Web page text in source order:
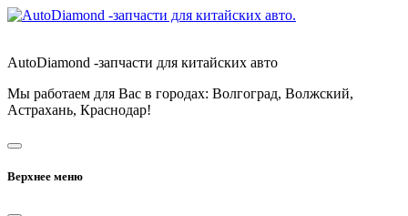
AutoDiamond -запчасти для китайских авто
Мы работаем для Вас в городах: Волгоград, Волжский,
Астрахань, Краснодар!
Верхнее меню